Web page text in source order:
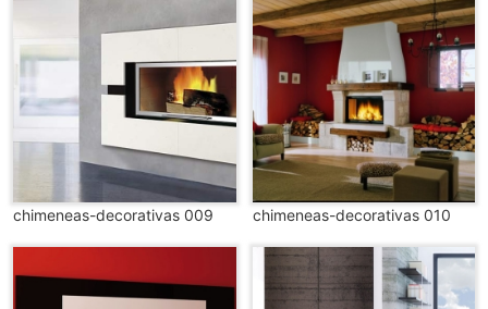
chimeneas-decorativas 009 chimeneas-decorativas 010